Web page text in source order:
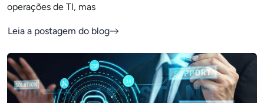
operações de TI, mas
Leia a postagem do blog